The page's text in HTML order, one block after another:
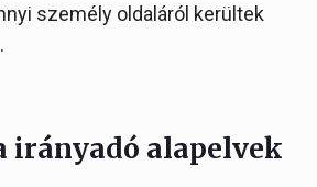
személy oldaláról kerültek
irányadó alapelvek